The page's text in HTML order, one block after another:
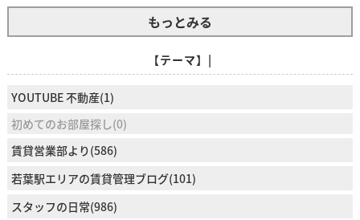
もっとみる
【テーマ】|
YOUTUBE 不動産(1)
初めてのお部屋探し(0)
賃貸営業部より(586)
若葉駅エリアの賃貸管理ブログ(101)
スタッフの日常(986)